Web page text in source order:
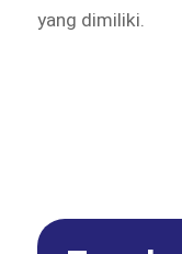
yang dimiliki.